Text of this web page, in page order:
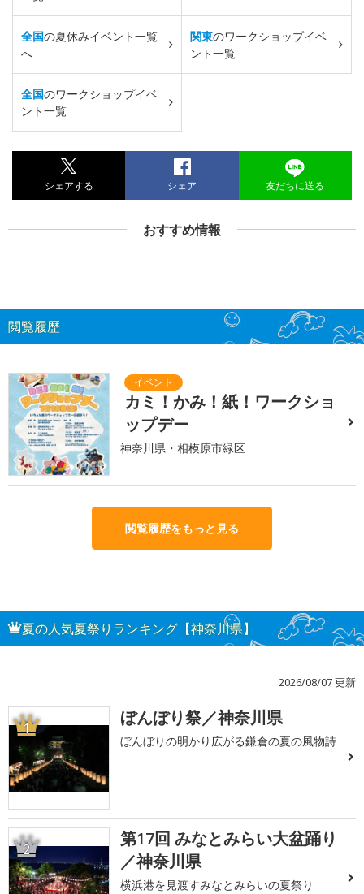
全国の夏休みイベント一覧
へ
関東のワークショップイベ
ント一覧
全国のワークショップイベ
ント一覧
シェアする シェア 友だちに送る
おすすめ情報
閲覧履歴
カミ！かみ！紙！ワークショ
ップデー
神奈川県・相模原市緑区
閲覧履歴をもっと見る
夏の人気夏祭りランキング【神奈川県】
2026/08/07 更新
1 ぼんぼり祭／神奈川県
ぼんぼりの明かり広がる鎌倉の夏の風物詩
2
第17回 みなとみらい大盆踊り
／神奈川県
横浜港を見渡すみなとみらいの夏祭り